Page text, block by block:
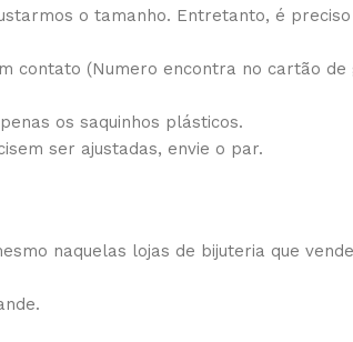
o tamanho. Entretanto, é
contato (Numero encontra no cartão
os saquinhos plásticos.
ser ajustadas, envie o par.
naquelas lojas de bijuteria que